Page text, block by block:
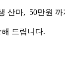
산마, 50만원
드립니다.